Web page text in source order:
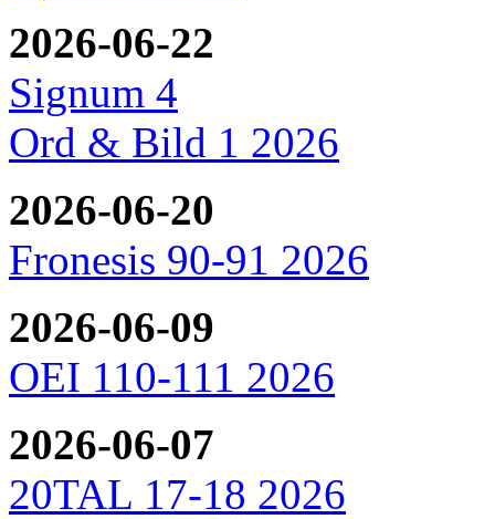
2026-06-22
Signum 4
Ord & Bild 1 2026
2026-06-20
Fronesis 90-91 2026
2026-06-09
OEI 110-111 2026
2026-06-07
20TAL 17-18 2026